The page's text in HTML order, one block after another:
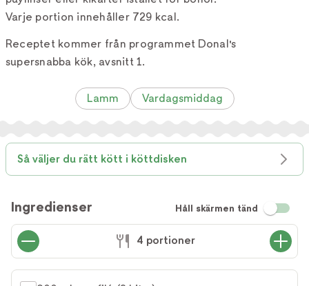
Varje portion innehåller 729 kcal.
Receptet kommer från programmet Donal's
supersnabba kök, avsnitt 1.
Lamm Vardagsmiddag
Så väljer du rätt kött i köttdisken
Ingredienser Håll skärmen tänd
4 portioner